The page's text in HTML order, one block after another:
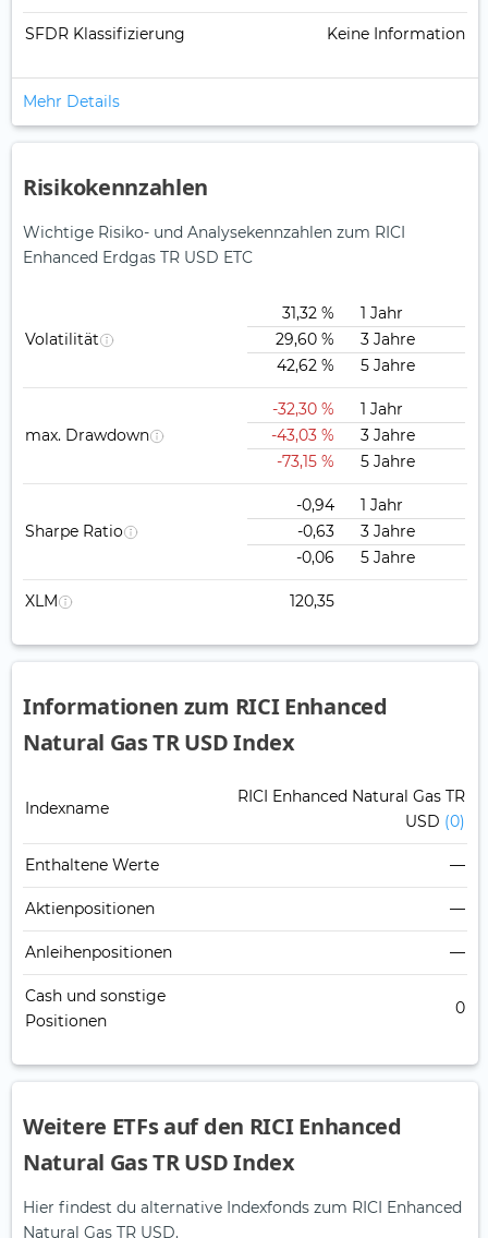
SFDR Klassifizierung Keine Information
Mehr Details
Risikokennzahlen
Wichtige Risiko- und Analysekennzahlen zum RICI
Enhanced Erdgas TR USD ETC
Volatilität
31,32 %
1 Jahr
29,60 %
3 Jahre
42,62 %
5 Jahre
max. Drawdown
-32,30 %
1 Jahr
-43,03 %
3 Jahre
-73,15 %
5 Jahre
Sharpe Ratio
-0,94
1 Jahr
-0,63
3 Jahre
-0,06
5 Jahre
XLM 120,35
Informationen zum RICI Enhanced
Natural Gas TR USD Index
Indexname
RICI Enhanced Natural Gas TR
USD (0)
Enthaltene Werte —
Aktienpositionen —
Anleihenpositionen —
Cash und sonstige
Positionen
0
Weitere ETFs auf den RICI Enhanced
Natural Gas TR USD Index
Hier findest du alternative Indexfonds zum RICI Enhanced
Natural Gas TR USD.